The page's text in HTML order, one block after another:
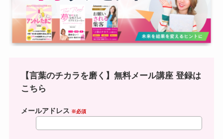
【言葉のチカラを磨く】無料メール講座 登録は
こちら
メールアドレス ※必須